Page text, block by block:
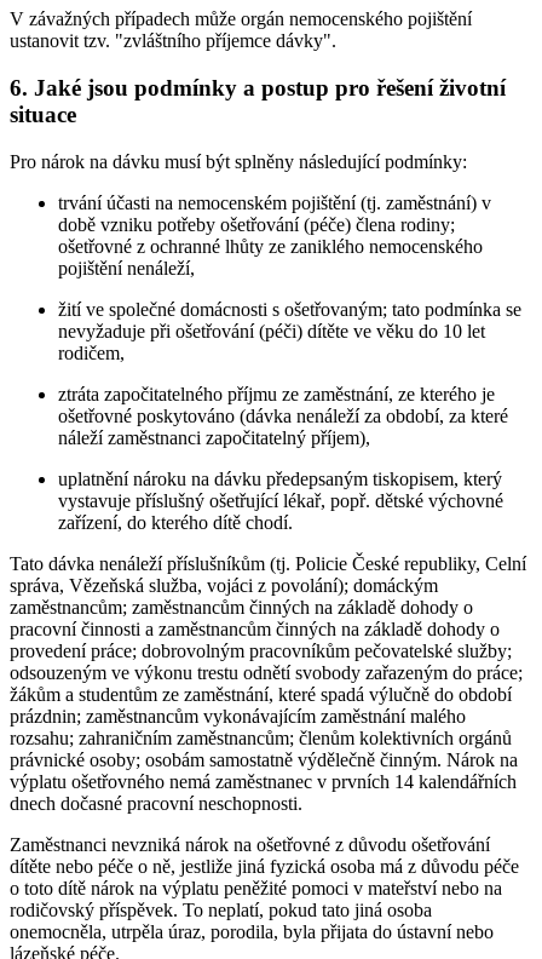
V závažných případech může orgán nemocenského pojištění
ustanovit tzv. "zvláštního příjemce dávky".
6. Jaké jsou podmínky a postup pro řešení životní
situace
Pro nárok na dávku musí být splněny následující podmínky:
trvání účasti na nemocenském pojištění (tj. zaměstnání) v
době vzniku potřeby ošetřování (péče) člena rodiny;
ošetřovné z ochranné lhůty ze zaniklého nemocenského
pojištění nenáleží,
žití ve společné domácnosti s ošetřovaným; tato podmínka se
nevyžaduje při ošetřování (péči) dítěte ve věku do 10 let
rodičem,
ztráta započitatelného příjmu ze zaměstnání, ze kterého je
ošetřovné poskytováno (dávka nenáleží za období, za které
náleží zaměstnanci započitatelný příjem),
uplatnění nároku na dávku předepsaným tiskopisem, který
vystavuje příslušný ošetřující lékař, popř. dětské výchovné
zařízení, do kterého dítě chodí.
Tato dávka nenáleží příslušníkům (tj. Policie České republiky, Celní
správa, Vězeňská služba, vojáci z povolání); domáckým
zaměstnancům; zaměstnancům činných na základě dohody o
pracovní činnosti a zaměstnancům činných na základě dohody o
provedení práce; dobrovolným pracovníkům pečovatelské služby;
odsouzeným ve výkonu trestu odnětí svobody zařazeným do práce;
žákům a studentům ze zaměstnání, které spadá výlučně do období
prázdnin; zaměstnancům vykonávajícím zaměstnání malého
rozsahu; zahraničním zaměstnancům; členům kolektivních orgánů
právnické osoby; osobám samostatně výdělečně činným. Nárok na
výplatu ošetřovného nemá zaměstnanec v prvních 14 kalendářních
dnech dočasné pracovní neschopnosti.
Zaměstnanci nevzniká nárok na ošetřovné z důvodu ošetřování
dítěte nebo péče o ně, jestliže jiná fyzická osoba má z důvodu péče
o toto dítě nárok na výplatu peněžité pomoci v mateřství nebo na
rodičovský příspěvek. To neplatí, pokud tato jiná osoba
onemocněla, utrpěla úraz, porodila, byla přijata do ústavní nebo
lázeňské péče.